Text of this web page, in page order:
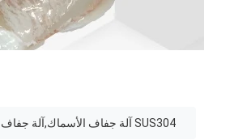
SUS304 آلة جفاف الأسماك,آلة جفاف سمك القطط المضادة للتآكل,آلة طلاء أسماك المطعم